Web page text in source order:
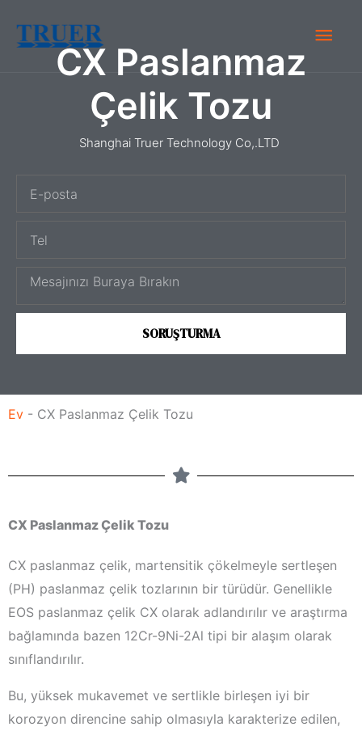
atla
Ana
CX Paslanmaz
Çelik Tozu
Shanghai Truer Technology Co,.LTD
SORUŞTURMA
Ev - CX Paslanmaz Çelik Tozu
CX Paslanmaz Çelik Tozu
CX paslanmaz çelik, martensitik çökelmeyle sertleşen
(PH) paslanmaz çelik tozlarının bir türüdür. Genellikle
EOS paslanmaz çelik CX olarak adlandırılır ve araştırma
bağlamında bazen 12Cr-9Ni-2Al tipi bir alaşım olarak
sınıflandırılır.
Bu, yüksek mukavemet ve sertlikle birleşen iyi bir
korozyon direncine sahip olmasıyla karakterize edilen,